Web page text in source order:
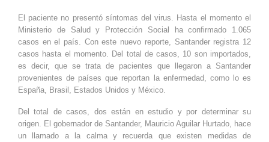
El paciente no presentó síntomas del virus. Hasta el momento el
Ministerio de Salud y Protección Social ha confirmado 1.065
casos en el país. Con este nuevo reporte, Santander registra 12
casos hasta el momento. Del total de casos, 10 son importados,
es decir, que se trata de pacientes que llegaron a Santander
provenientes de países que reportan la enfermedad, como lo es
España, Brasil, Estados Unidos y México.
Del total de casos, dos están en estudio y por determinar su
origen. El gobernador de Santander, Mauricio Aguilar Hurtado, hace
un llamado a la calma y recuerda que existen medidas de